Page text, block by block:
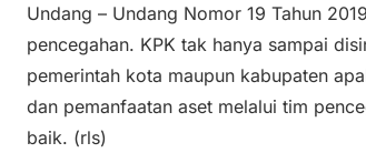
Undang – Undang Nomor 19 Tahun
pencegahan. KPK tak hanya sampai
pemerintah kota maupun kabupaten
dan pemanfaatan aset melalui tim
baik. (rls)